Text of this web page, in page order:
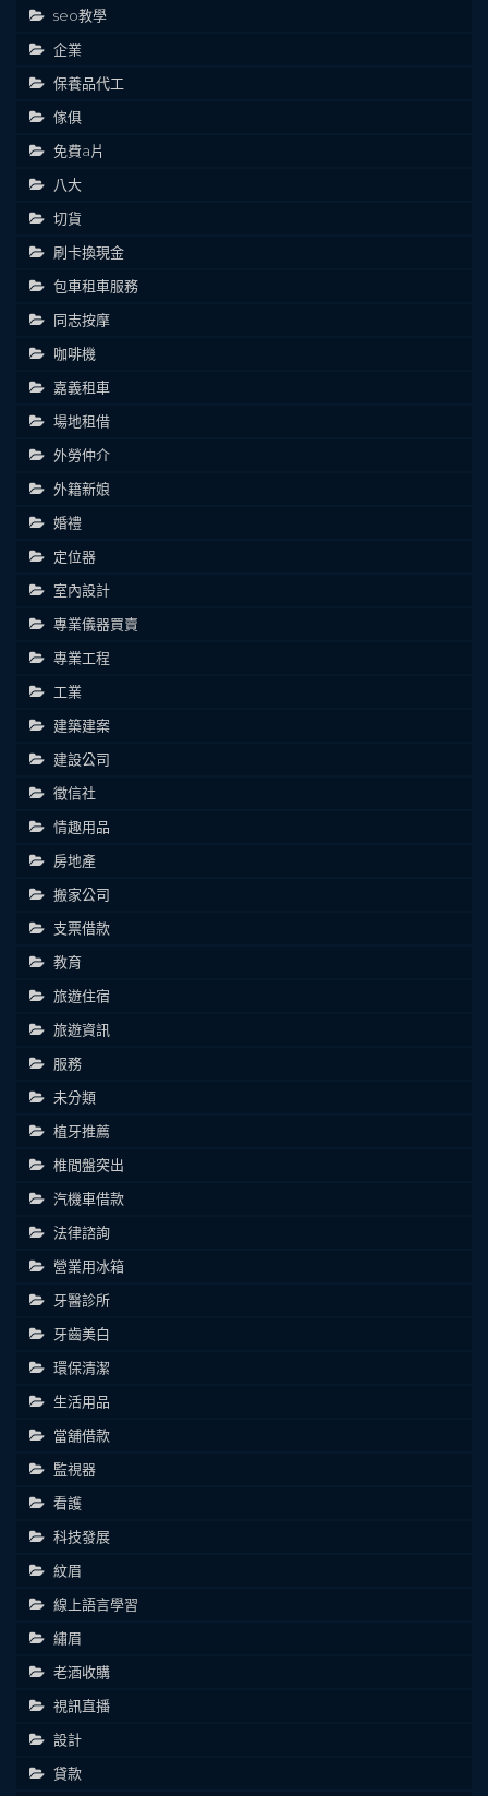
seo教學
企業
保養品代工
傢俱
免費a片
八大
切貨
刷卡換現金
包車租車服務
同志按摩
咖啡機
嘉義租車
場地租借
外勞仲介
外籍新娘
婚禮
定位器
室內設計
專業儀器買賣
專業工程
工業
建築建案
建設公司
徵信社
情趣用品
房地產
搬家公司
支票借款
教育
旅遊住宿
旅遊資訊
服務
未分類
植牙推薦
椎間盤突出
汽機車借款
法律諮詢
營業用冰箱
牙醫診所
牙齒美白
環保清潔
生活用品
當舖借款
監視器
看護
科技發展
紋眉
線上語言學習
繡眉
老酒收購
視訊直播
設計
貸款